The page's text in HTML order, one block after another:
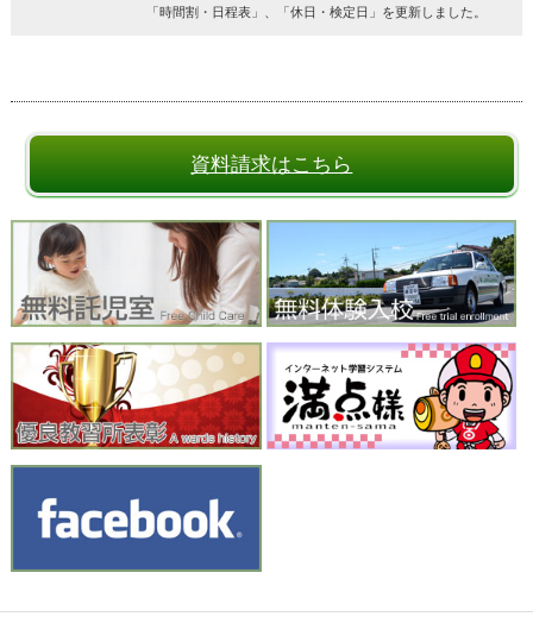
「時間割・日程表」、「休日・検定日」を更新しました。
資料請求はこちら